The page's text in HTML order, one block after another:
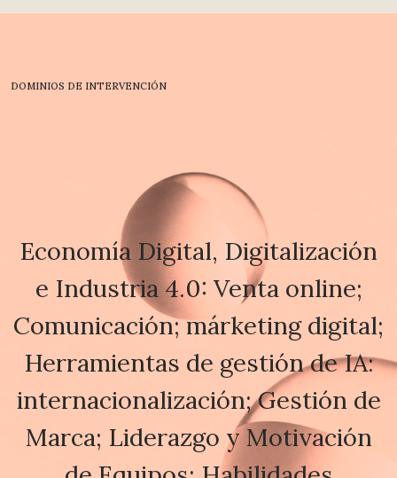
DOMINIOS DE INTERVENCIÓN
Economía Digital, Digitalización
e Industria 4.0: Venta online;
Comunicación; márketing digital;
Herramientas de gestión de IA:
internacionalización; Gestión de
Marca; Liderazgo y Motivación